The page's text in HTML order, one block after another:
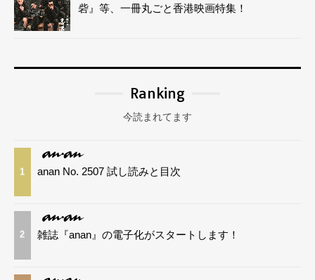
砦』等、一冊丸ごと香港映画特集！
Ranking
今読まれてます
1 anan No. 2507 試し読みと目次
2 雑誌『anan』の電子化がスタートします！